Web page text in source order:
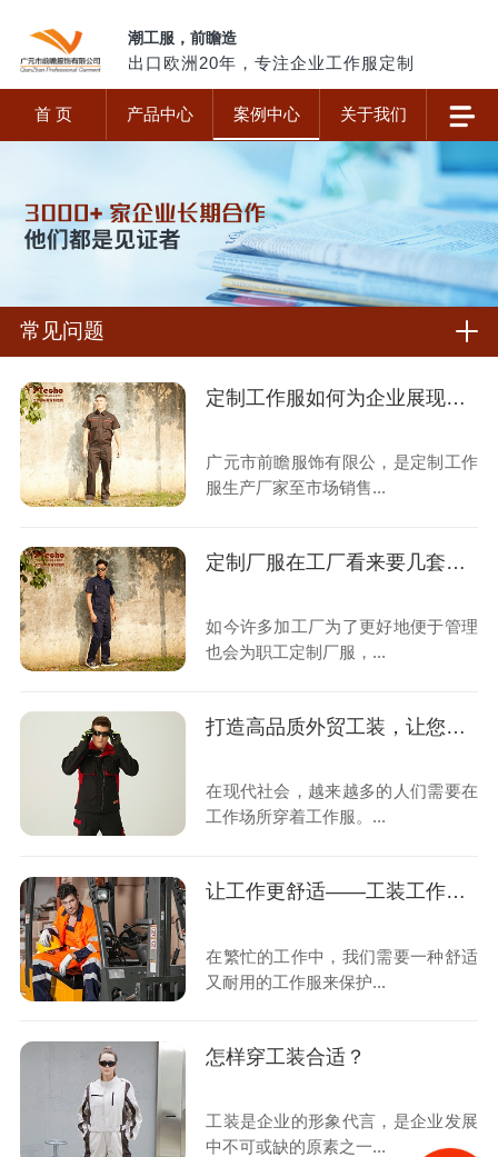
潮工服，前瞻造
出口欧洲20年，专注企业工作服定制
首 页 产品中心 案例中心 关于我们
常见问题
定制工作服如何为企业展现价值?
广元市前瞻服饰有限公，是定制工作
服生产厂家至市场销售...
定制厂服在工厂看来要几套合适?
如今许多加工厂为了更好地便于管理
也会为职工定制厂服，...
打造高品质外贸工装，让您的工作更加舒适和安全
在现代社会，越来越多的人们需要在
工作场所穿着工作服。...
让工作更舒适——工装工作服的必要性
在繁忙的工作中，我们需要一种舒适
又耐用的工作服来保护...
怎样穿工装合适？
工装是企业的形象代言，是企业发展
中不可或缺的原素之一...